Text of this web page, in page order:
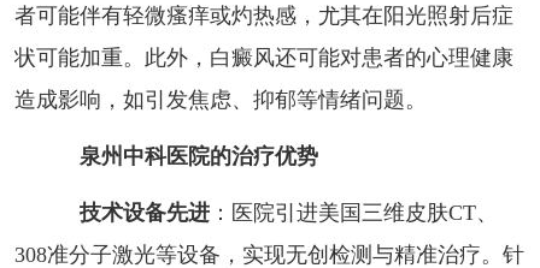
者可能伴有轻微瘙痒或灼热感，尤其在阳光照射后症
状可能加重。此外，白癜风还可能对患者的心理健康
造成影响，如引发焦虑、抑郁等情绪问题。
泉州中科医院的治疗优势
技术设备先进：医院引进美国三维皮肤CT、
308准分子激光等设备，实现无创检测与精准治疗。针